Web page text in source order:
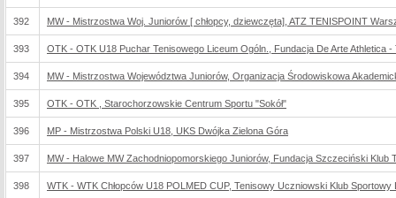
392 MW - Mistrzostwa Woj. Juniorów [ chłopcy, dziewczęta], ATZ TENISPOINT
393 OTK - OTK U18 Puchar Tenisowego Liceum Ogóln., Fundacja De Arte Athletica -
394 MW - Mistrzostwa Województwa Juniorów, Organizacja Środowiskowa
395 OTK - OTK , Starochorzowskie Centrum Sportu "Sokół"
396 MP - Mistrzostwa Polski U18, UKS Dwójka Zielona Góra
397 MW - Halowe MW Zachodniopomorskiego Juniorów, Fundacja Szczeciński Klub
398 WTK - WTK Chłopców U18 POLMED CUP, Tenisowy Uczniowski Klub Sportowy